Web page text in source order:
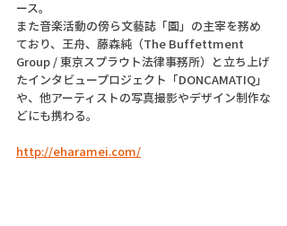
ース。
また音楽活動の傍ら文藝誌「園」の主宰を務め
ており、王舟、藤森純（The Buffettment
Group / 東京スプラウト法律事務所）と立ち上げ
たインタビュープロジェクト「DONCAMATIQ」
や、他アーティストの写真撮影やデザイン制作な
どにも携わる。
http://eharamei.com/